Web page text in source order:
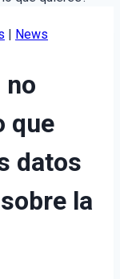
News
no
que
datos
la